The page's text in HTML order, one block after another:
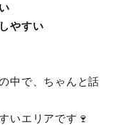
やすい
中で、ちゃんと話
いエリアです🍷